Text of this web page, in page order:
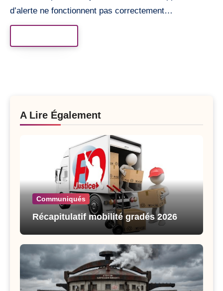
d’alerte ne fonctionnent pas correctement…
A Lire Également
Communiqués
Récapitulatif mobilité gradés 2026